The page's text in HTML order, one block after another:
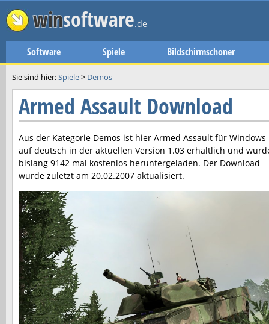
winsoftware.de
Software Spiele Bildschirmschoner
Sie sind hier:Spiele> Demos
Armed Assault Download
Aus der Kategorie Demos ist hier Armed Assault für Windows
auf deutsch in der aktuellen Version 1.03 erhältlich und
bislang 9142 mal kostenlos heruntergeladen. Der Download
wurde zuletzt am 20.02.2007 aktualisiert.